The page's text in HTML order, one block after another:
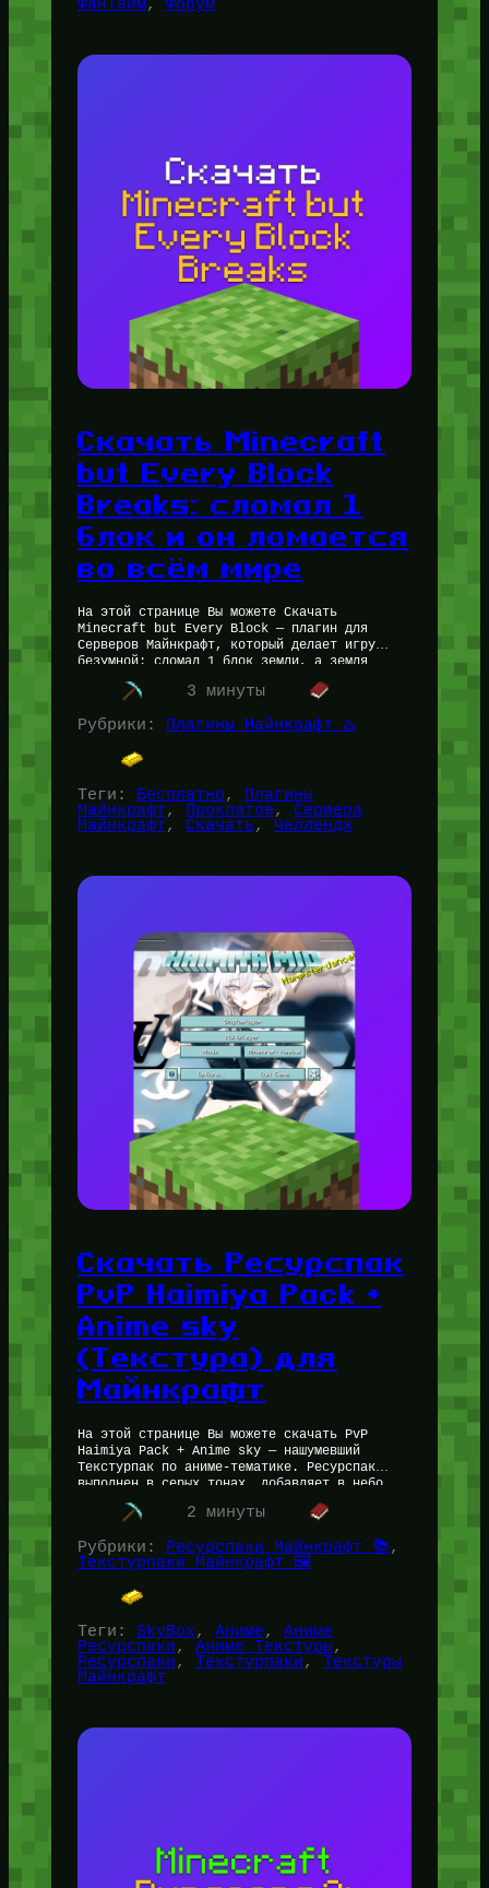
ФанТайм, Форум
Скачать Minecraft
but Every Block
Breaks: сломал 1
блок и он ломается
во всём мире
На этой странице Вы можете Скачать
Minecraft but Every Block — плагин для
Серверов Майнкрафт, который делает игру
безумной: сломал 1 блок земли, а земля
ломается…
3 минуты
Рубрики: Плагины Майнкрафт ♨️
Теги: Бесплатно,
Плагины
Майнкрафт, Проклятое, Сервера
Майнкрафт, Скачать, Челлендж
Скачать Ресурспак
PvP Haimiya Pack +
Anime sky
(Текстура) для
Майнкрафт
На этой странице Вы можете скачать PvP
Haimiya Pack + Anime sky — нашумевший
Текстурпак по аниме-тематике. Ресурспак
выполнен в серых тонах, добавляет в небо
Аниме-Девочек,…
2 минуты
Рубрики:
Ресурспаки Майнкрафт 📚
Текстурпаки Майнкрафт 🖼️
Теги: SkyBox, Аниме, Аниме
Ресурспаки, Аниме Текстуры
Ресурспаки, Текстурпаки, Текстуры
Майнкрафт